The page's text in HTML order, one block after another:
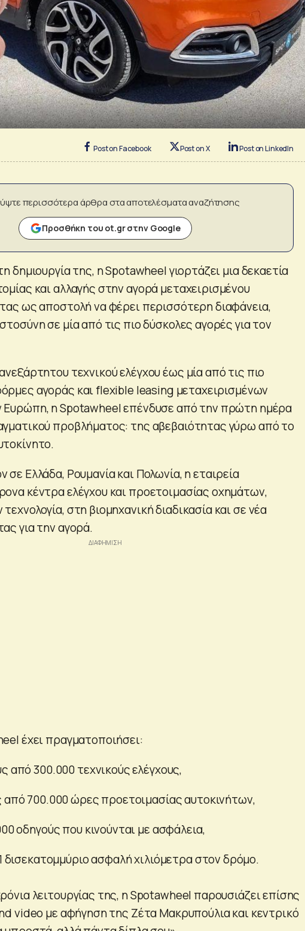
Post on Facebook Post on X Post on LinkedIn
περισσότερα άρθρα στα αποτελέσματα αναζήτησης
Προσθήκη του ot.gr στην Google
δημιουργία της, η Spotawheel γιορτάζει μια δεκαετία
και αλλαγής στην αγορά μεταχειρισμένου
ως αποστολή να φέρει περισσότερη διαφάνεια,
σε μία από τις πιο δύσκολες αγορές για τον
τεχνικού ελέγχου έως μία από τις πιο
αγοράς και flexible leasing μεταχειρισμένων
Ευρώπη, η Spotawheel επένδυσε από την πρώτη ημέρα
προβλήματος: της αβεβαιότητας γύρω από το
Ελλάδα, Ρουμανία και Πολωνία, η εταιρεία
κέντρα ελέγχου και προετοιμασίας οχημάτων,
στη βιομηχανική διαδικασία και σε νέα
για την αγορά.
έχει πραγματοποιήσει:
από 300.000 τεχνικούς ελέγχους,
700.000 ώρες προετοιμασίας αυτοκινήτων,
οδηγούς που κινούνται με ασφάλεια,
δισεκατομμύριο ασφαλή χιλιόμετρα στον δρόμο.
λειτουργίας της, η Spotawheel παρουσιάζει επίσης
video με αφήγηση της Ζέτα Μακρυπούλια και κεντρικό